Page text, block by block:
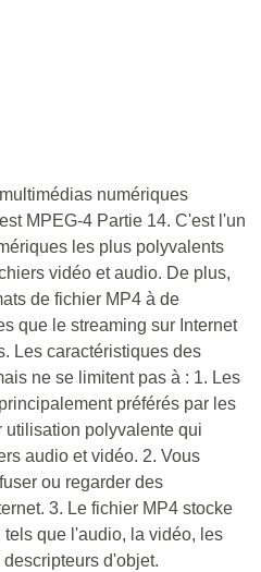
numériques
MPEG-4 Partie 14. C'est l'un
les plus polyvalents
vidéo et audio. De plus,
de fichier MP4 à de
que le streaming sur Internet
Les caractéristiques des
ne se limitent pas à : 1. Les
préférés par les
utilisation polyvalente qui
audio et vidéo. 2. Vous
ou regarder des
3. Le fichier MP4 stocke
que l'audio, la vidéo, les
d'objet.